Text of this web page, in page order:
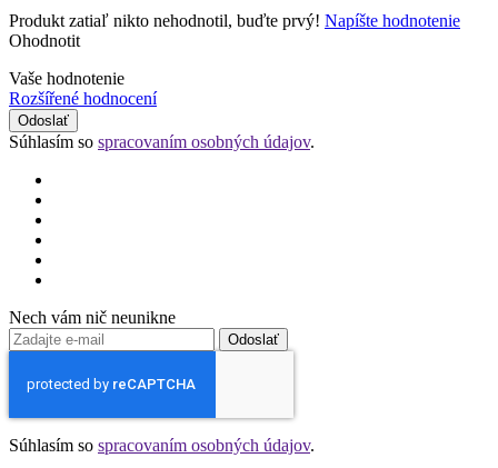
Produkt zatiaľ nikto nehodnotil, buďte prvý! Napíšte hodnotenie
Ohodnotit
Vaše hodnotenie
Rozšířené hodnocení
Odoslať
Súhlasím so spracovaním osobných údajov.
Nech vám nič neunikne
Odoslať
Súhlasím so spracovaním osobných údajov.